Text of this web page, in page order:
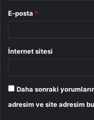
E-posta *
İnternet sitesi
Daha sonraki
adresim ve site adresim